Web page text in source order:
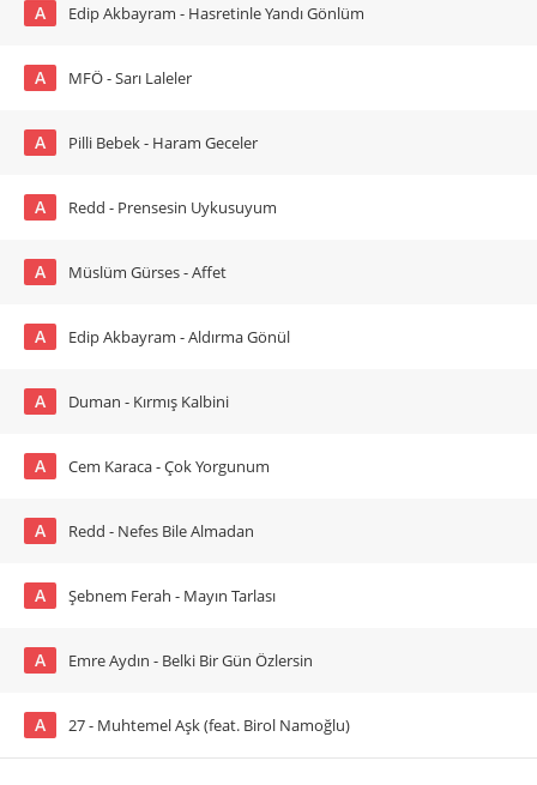
A Edip Akbayram - Hasretinle Yandı Gönlüm
A MFÖ - Sarı Laleler
A Pilli Bebek - Haram Geceler
A Redd - Prensesin Uykusuyum
A Müslüm Gürses - Affet
A Edip Akbayram - Aldırma Gönül
A Duman - Kırmış Kalbini
A Cem Karaca - Çok Yorgunum
A Redd - Nefes Bile Almadan
A Şebnem Ferah - Mayın Tarlası
A Emre Aydın - Belki Bir Gün Özlersin
A 27 - Muhtemel Aşk (feat. Birol Namoğlu)